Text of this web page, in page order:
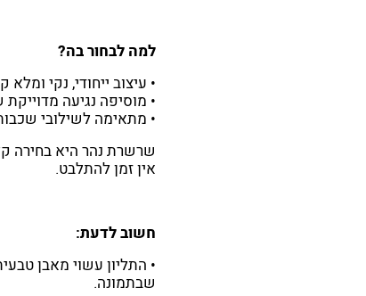
למה לבחור בה?
• עיצוב ייחודי, נקי ומלא
• מוסיפה נגיעה
• מתאימה לשילובי
שרשרת נהר היא בחירה
אין זמן להתלבט.
חשוב לדעת:
• התליון עשוי מאבן
שבתמונה.